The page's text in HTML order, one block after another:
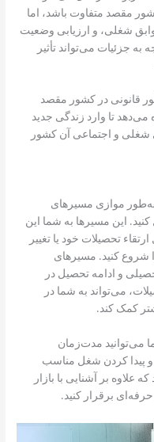
مقصد متفاوت باشد، اما
شغلی، و ارزیابی وضعیت
جزئیات می‌تواند تأثیر
قانونی در کشور مقصد
می‌دهد تا وارد زندگی جدید
و اجتماعی آن کشور
موازی مسیرهای
این مسیرها به شما این
تحصیلات خود یا تغییر
شروع کنید. مسیرهای
و ادامه تحصیل در
می‌تواند به شما در
کمک کند.
می‌توانید مدت‌زمان
پیدا کردن شغل مناسب
بر آشنایی با بازار
حرفه‌ای برقرار کنید.